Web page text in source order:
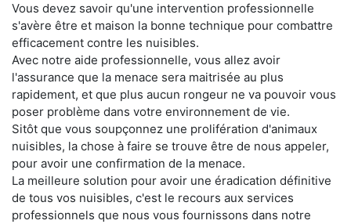
Vous devez savoir qu'une intervention professionnelle
s'avère être et maison la bonne technique pour combattre
efficacement contre les nuisibles.
Avec notre aide professionnelle, vous allez avoir
l'assurance que la menace sera maitrisée au plus
rapidement, et que plus aucun rongeur ne va pouvoir vous
poser problème dans votre environnement de vie.
Sitôt que vous soupçonnez une prolifération d'animaux
nuisibles, la chose à faire se trouve être de nous appeler,
pour avoir une confirmation de la menace.
La meilleure solution pour avoir une éradication définitive
de tous vos nuisibles, c'est le recours aux services
professionnels que nous vous fournissons dans notre